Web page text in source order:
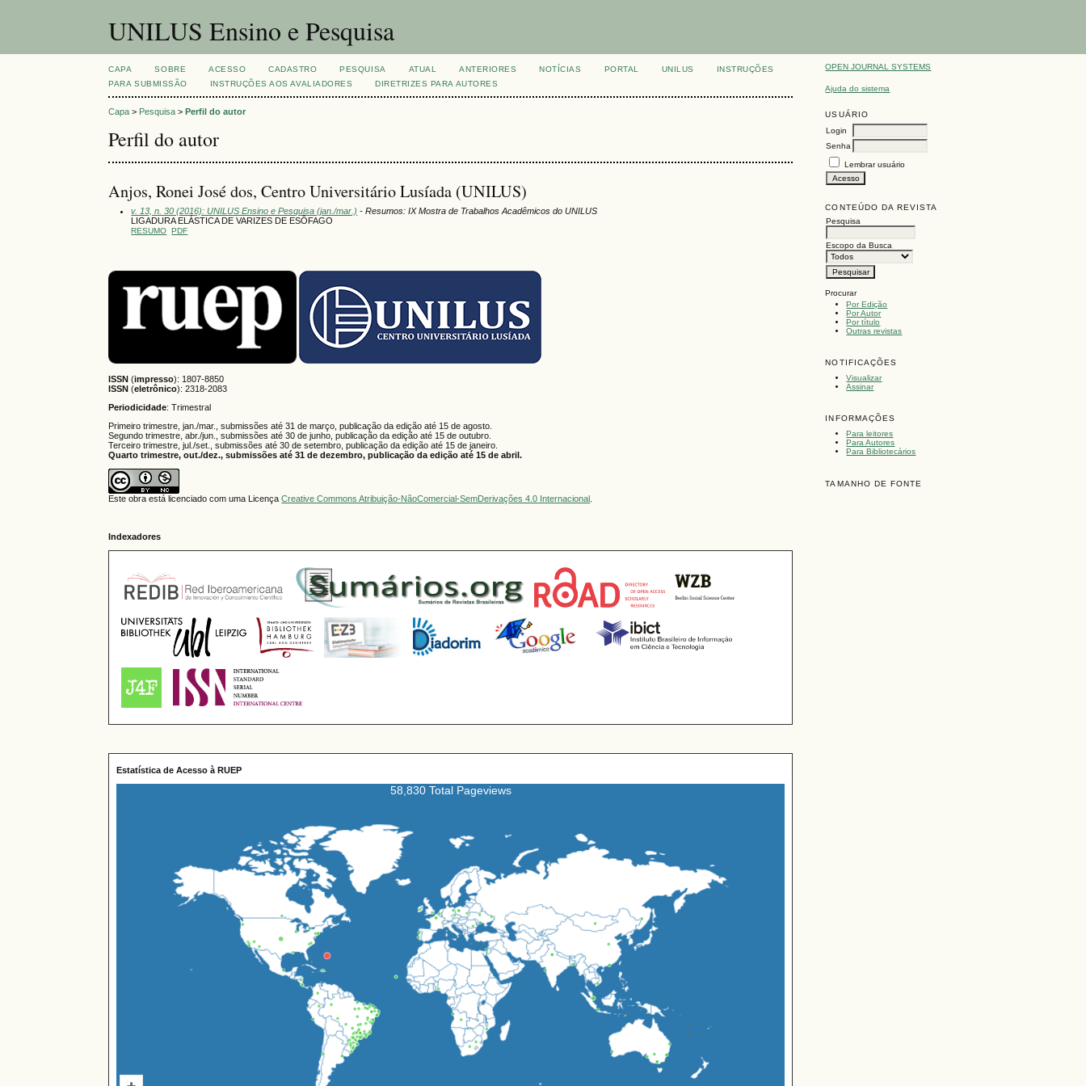
UNILUS Ensino e Pesquisa
OPEN JOURNAL SYSTEMS
Ajuda do sistema
USUÁRIO
Login
Senha
Lembrar usuário
CONTEÚDO DA REVISTA
Pesquisa
Escopo da Busca
Procurar
Por Edição
Por Autor
Por título
Outras revistas
NOTIFICAÇÕES
Visualizar
Assinar
INFORMAÇÕES
Para leitores
Para Autores
Para Bibliotecários
TAMANHO DE FONTE
CAPA SOBRE ACESSO CADASTRO PESQUISA ATUAL ANTERIORES NOTÍCIAS PORTAL UNILUS
INSTRUÇÕES
PARA SUBMISSÃO
INSTRUÇÕES AOS AVALIADORES DIRETRIZES PARA AUTORES
Capa > Pesquisa >Perfil do autor
Perfil do autor
Anjos, Ronei José dos, Centro Universitário Lusíada (UNILUS)
v. 13, n. 30 (2016): UNILUS Ensino e Pesquisa (jan./mar.) - Resumos: IX Mostra de Trabalhos Acadêmicos do UNILUS
LIGADURA ELÁSTICA DE VARIZES DE ESÔFAGO
RESUMO PDF
ISSN (impresso): 1807-8850
ISSN (eletrônico):2318-2083
Periodicidade: Trimestral
Primeiro trimestre, jan./mar., submissões até 31 de março, publicação da edição até 15 de agosto.
Segundo trimestre, abr./jun., submissões até 30 de junho, publicação da edição até 15 de outubro.
Terceiro trimestre, jul./set., submissões até 30 de setembro, publicação da edição até 15 de janeiro.
Quarto trimestre, out./dez., submissões até 31 de dezembro, publicação da edição até 15 de abril.
Este obra está licenciado com uma LicençaCreative Commons Atribuição-NãoComercial-SemDerivações 4.0 Internacional
Indexadores
Estatística de Acesso à RUEP
58,830 Total Pageviews